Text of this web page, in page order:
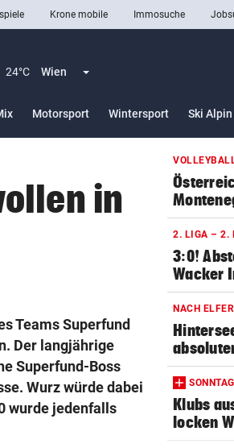
Krone mobile Immosuche
24°C Wien Menü aufklappen
Motorsport Wintersport Ski Alpin
in
Teams Superfund
Der langjährige
Superfund-Boss
Wurz würde dabei
wurde jedenfalls
2. LIGA – 2.
3:0!
Wacker
NACH
Klubs
locken